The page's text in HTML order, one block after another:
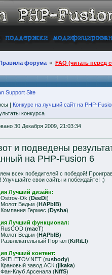
форума FAQ (читать перед
Support Site
| Конкурс на лучший сайт на PHP-
конкурса
30 Декабря 2009, 21:03:34
и подведены
на PHP-Fusion 6
всех победителей с победой!
Улучшайте свои сайты и побеждайте! ;)
Лучший дизайн:
Ostrov-Ok (DeeDi)
Ведьм (HAPblB)
Гермес (Dysha)
Лучший функционал:
(macT)
Ведьм (HAPblB)
Портал (KiRiLl)
Лучший контент:
(rusbody)
завод АСК (jikaka)
Клуб Арсенала (NffS)